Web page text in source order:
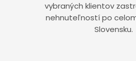
vybraných klientov
nehnuteľností po
Slovensku.